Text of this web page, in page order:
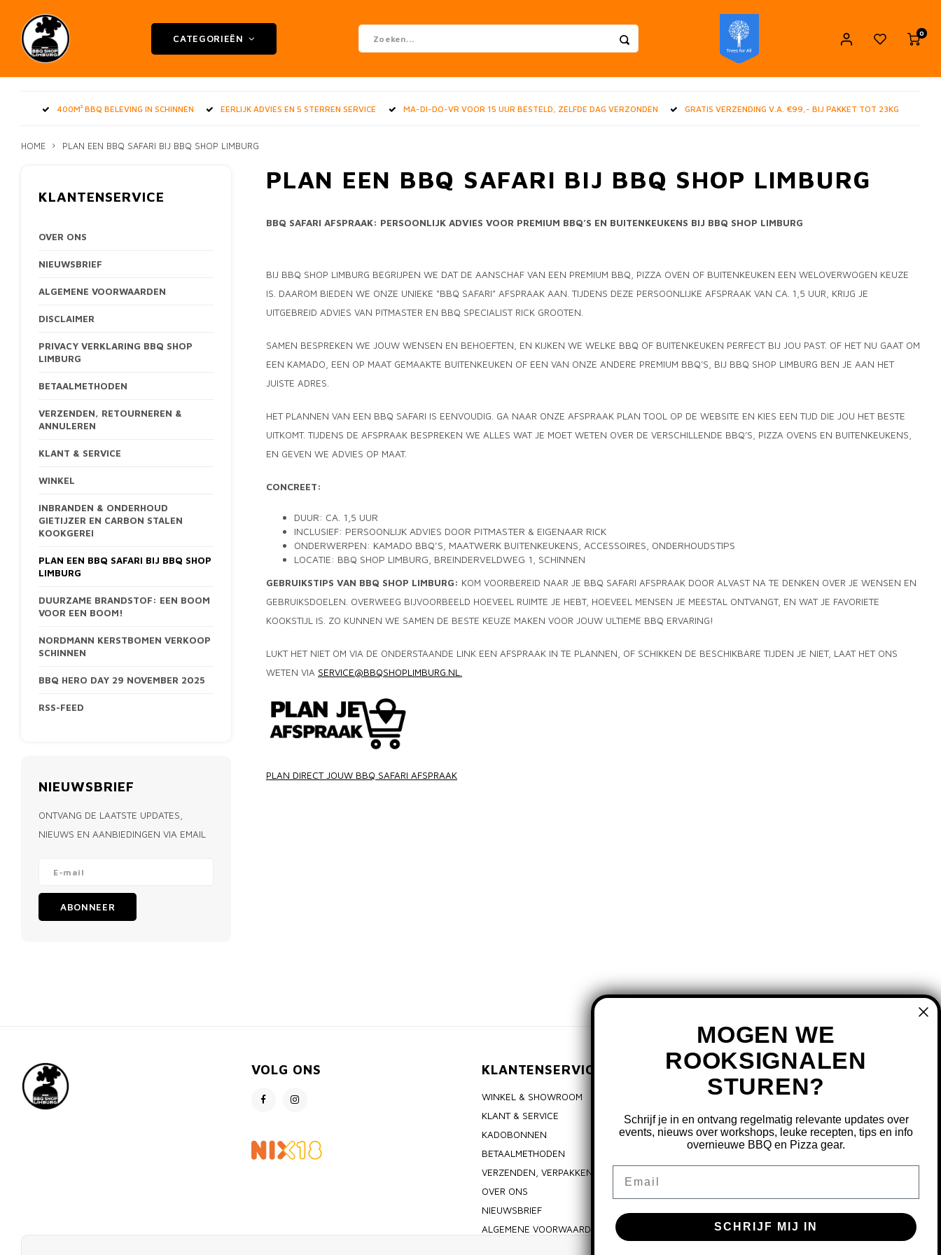
CATEGORIEËN
0
400M² BBQ BELEVING IN SCHINNEN EERLIJK ADVIES EN 5 STERREN SERVICE MA-DI-DO-VR VOOR 15 UUR BESTELD, ZELFDE DAG VERZONDEN GRATIS VERZENDING V.A. €99,- BIJ PAKKET TOT 23KG
HOME PLAN EEN BBQ SAFARI BIJ BBQ SHOP LIMBURG
KLANTENSERVICE
OVER ONS
NIEUWSBRIEF
ALGEMENE VOORWAARDEN
DISCLAIMER
PRIVACY VERKLARING BBQ SHOP
LIMBURG
BETAALMETHODEN
VERZENDEN, RETOURNEREN &
ANNULEREN
KLANT & SERVICE
WINKEL
INBRANDEN & ONDERHOUD
GIETIJZER EN CARBON STALEN
KOOKGEREI
PLAN EEN BBQ SAFARI BIJ BBQ SHOP
LIMBURG
DUURZAME BRANDSTOF: EEN BOOM
VOOR EEN BOOM!
NORDMANN KERSTBOMEN VERKOOP
SCHINNEN
BBQ HERO DAY 29 NOVEMBER 2025
RSS-FEED
NIEUWSBRIEF
ONTVANG DE LAATSTE UPDATES,
NIEUWS EN AANBIEDINGEN VIA EMAIL
ABONNEER
PLAN EEN BBQ SAFARI BIJ BBQ SHOP LIMBURG
BBQ SAFARI AFSPRAAK: PERSOONLIJK ADVIES VOOR PREMIUM BBQ’S EN BUITENKEUKENS BIJ BBQ SHOP LIMBURG
BIJ BBQ SHOP LIMBURG BEGRIJPEN WE DAT DE AANSCHAF VAN EEN PREMIUM BBQ, PIZZA OVEN OF BUITENKEUKEN EEN WELOVERWOGEN KEUZE
IS. DAAROM BIEDEN WE ONZE UNIEKE "BBQ SAFARI" AFSPRAAK AAN. TIJDENS DEZE PERSOONLIJKE AFSPRAAK VAN CA. 1,5 UUR, KRIJG JE
UITGEBREID ADVIES VAN PITMASTER EN BBQ SPECIALIST RICK GROOTEN.
SAMEN BESPREKEN WE JOUW WENSEN EN BEHOEFTEN, EN KIJKEN WE WELKE BBQ OF BUITENKEUKEN PERFECT BIJ JOU PAST. OF HET NU GAAT OM
EEN KAMADO, EEN OP MAAT GEMAAKTE BUITENKEUKEN OF EEN VAN ONZE ANDERE PREMIUM BBQ’S, BIJ BBQ SHOP LIMBURG BEN JE AAN HET
JUISTE ADRES.
HET PLANNEN VAN EEN BBQ SAFARI IS EENVOUDIG. GA NAAR ONZE AFSPRAAK PLAN TOOL OP DE WEBSITE EN KIES EEN TIJD DIE JOU HET BESTE
UITKOMT. TIJDENS DE AFSPRAAK BESPREKEN WE ALLES WAT JE MOET WETEN OVER DE VERSCHILLENDE BBQ’S, PIZZA OVENS EN BUITENKEUKENS,
EN GEVEN WE ADVIES OP MAAT.
CONCREET:
DUUR: CA. 1,5 UUR
INCLUSIEF: PERSOONLIJK ADVIES DOOR PITMASTER & EIGENAAR RICK
ONDERWERPEN: KAMADO BBQ’S, MAATWERK BUITENKEUKENS, ACCESSOIRES, ONDERHOUDSTIPS
LOCATIE: BBQ SHOP LIMBURG, BREINDERVELDWEG 1, SCHINNEN
GEBRUIKSTIPS VAN BBQ SHOP LIMBURG: KOM VOORBEREID NAAR JE BBQ SAFARI AFSPRAAK DOOR ALVAST NA TE DENKEN OVER JE WENSEN EN
GEBRUIKSDOELEN. OVERWEEG BIJVOORBEELD HOEVEEL RUIMTE JE HEBT, HOEVEEL MENSEN JE MEESTAL ONTVANGT, EN WAT JE FAVORIETE
KOOKSTIJL IS. ZO KUNNEN WE SAMEN DE BESTE KEUZE MAKEN VOOR JOUW ULTIEME BBQ ERVARING!
LUKT HET NIET OM VIA DE ONDERSTAANDE LINK EEN AFSPRAAK IN TE PLANNEN, OF SCHIKKEN DE BESCHIKBARE TIJDEN JE NIET, LAAT HET ONS
WETEN VIA SERVICE@BBQSHOPLIMBURG.NL
PLAN DIRECT JOUW BBQ SAFARI AFSPRAAK
VOLG ONS KLANTENSERVICE
WINKEL & SHOWROOM
KLANT & SERVICE
KADOBONNEN
BETAALMETHODEN
VERZENDEN, VERPAKKEN & RETOURNEREN
OVER ONS
NIEUWSBRIEF
ALGEMENE VOORWAARDEN
MIJN ACCOUNT
REGISTREREN
MIJN BESTELLINGEN
MIJN TICKETS
MIJN VERLANGLIJST
MOGEN WE
ROOKSIGNALEN
STUREN?
Schrijf je in en ontvang regelmatig relevante updates over
events, nieuws over workshops, leuke recepten, tips en info
overnieuwe BBQ en Pizza gear.
SCHRIJF MIJ IN